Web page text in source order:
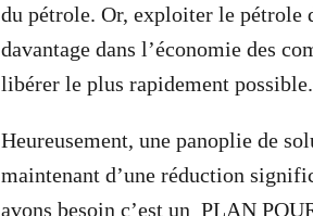
du pétrole. Or, exploiter le pétrole
davantage dans l’économie des
libérer le plus rapidement possible.
Heureusement, une panoplie de
maintenant d’une réduction
avons besoin c’est un PLAN